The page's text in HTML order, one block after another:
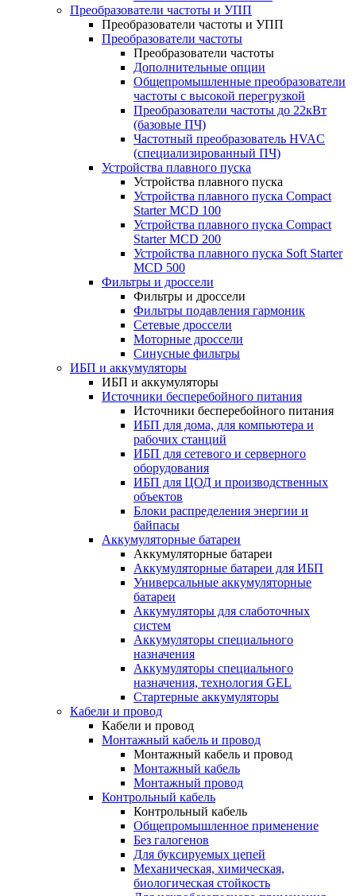
Преобразователи частоты и УПП
Преобразователи частоты и УПП
Преобразователи частоты
Преобразователи частоты
Дополнительные опции
Общепромышленные преобразователи
частоты с высокой перегрузкой
Преобразователи частоты до 22кВт
(базовые ПЧ)
Частотный преобразователь HVAC
(специализированный ПЧ)
Устройства плавного пуска
Устройства плавного пуска
Устройства плавного пуска Compact
Starter MCD 100
Устройства плавного пуска Compact
Starter MCD 200
Устройства плавного пуска Soft Starter
MCD 500
Фильтры и дроссели
Фильтры и дроссели
Фильтры подавления гармоник
Сетевые дроссели
Моторные дроссели
Синусные фильтры
ИБП и аккумуляторы
ИБП и аккумуляторы
Источники бесперебойного питания
Источники бесперебойного питания
ИБП для дома, для компьютера и
рабочих станций
ИБП для сетевого и серверного
оборудования
ИБП для ЦОД и производственных
объектов
Блоки распределения энергии и
байпасы
Аккумуляторные батареи
Аккумуляторные батареи
Аккумуляторные батареи для ИБП
Универсальные аккумуляторные
батареи
Аккумуляторы для слаботочных
систем
Аккумуляторы специального
назначения
Аккумуляторы специального
назначения, технология GEL
Стартерные аккумуляторы
Кабели и провод
Кабели и провод
Монтажный кабель и провод
Монтажный кабель и провод
Монтажный кабель
Монтажный провод
Контрольный кабель
Контрольный кабель
Общепромышленное применение
Без галогенов
Для буксируемых цепей
Механическая, химическая,
биологическая стойкость